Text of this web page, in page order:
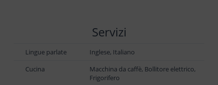
Servizi
Lingue parlate
Inglese, Italiano
Cucina
Macchina da caffè, Bollitore elettrico,
Frigorifero